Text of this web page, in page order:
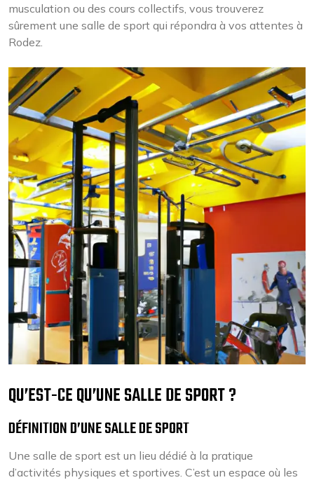
musculation ou des cours collectifs, vous trouverez
sûrement une salle de sport qui répondra à vos attentes à
Rodez.
QU’EST-CE QU’UNE SALLE DE SPORT ?
DÉFINITION D’UNE SALLE DE SPORT
Une salle de sport est un lieu dédié à la pratique
d’activités physiques et sportives. C’est un espace où les